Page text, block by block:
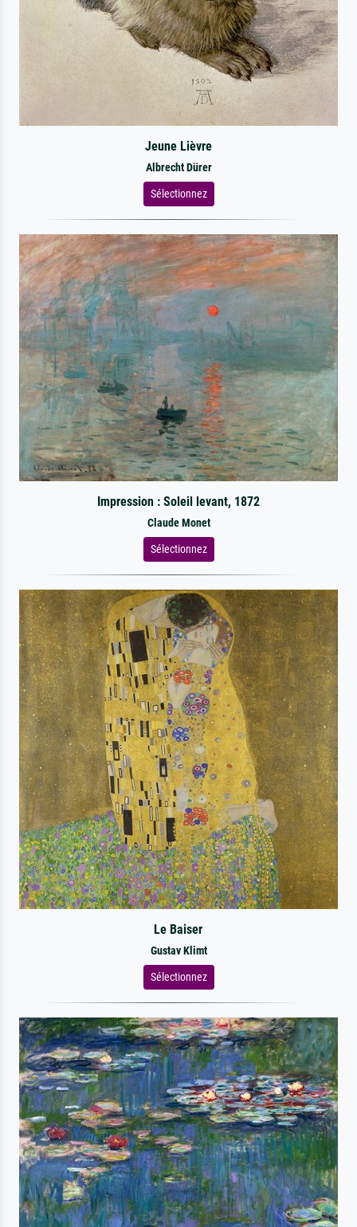
Jeune Lièvre
Albrecht Dürer
Sélectionnez
Impression : Soleil levant, 1872
Claude Monet
Sélectionnez
Le Baiser
Gustav Klimt
Sélectionnez